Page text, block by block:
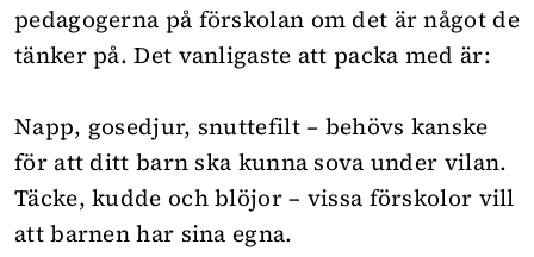
pedagogerna på förskolan om det är något de
tänker på. Det vanligaste att packa med är:
Napp, gosedjur, snuttefilt – behövs kanske
för att ditt barn ska kunna sova under vilan.
Täcke, kudde och blöjor – vissa förskolor vill
att barnen har sina egna.